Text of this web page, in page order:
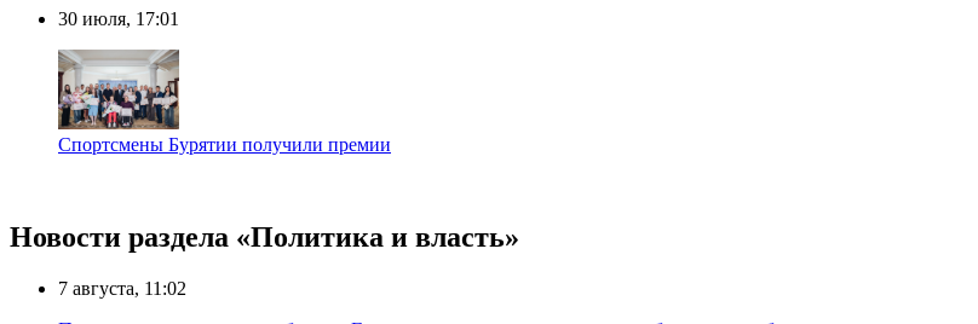
30 июля, 17:01
Спортсмены Бурятии получили премии
Новости раздела «Политика и власть»
7 августа, 11:02